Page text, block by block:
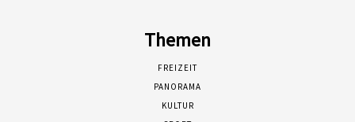
Themen
FREIZEIT
PANORAMA
KULTUR